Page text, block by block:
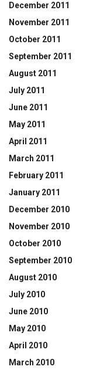
December 2011
November 2011
October 2011
September 2011
August 2011
July 2011
June 2011
May 2011
April 2011
March 2011
February 2011
January 2011
December 2010
November 2010
October 2010
September 2010
August 2010
July 2010
June 2010
May 2010
April 2010
March 2010